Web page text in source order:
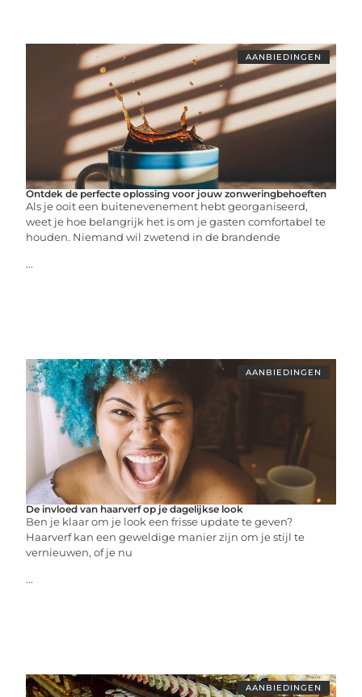
AANBIEDINGEN
Ontdek de perfecte oplossing voor jouw zonweringbehoeften
Als je ooit een buitenevenement hebt georganiseerd,
weet je hoe belangrijk het is om je gasten comfortabel te
houden. Niemand wil zwetend in de brandende
...
AANBIEDINGEN
De invloed van haarverf op je dagelijkse look
Ben je klaar om je look een frisse update te geven?
Haarverf kan een geweldige manier zijn om je stijl te
vernieuwen, of je nu
...
AANBIEDINGEN